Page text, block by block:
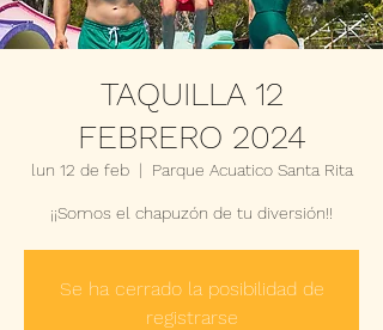
TAQUILLA 12
FEBRERO 2024
lun 12 de feb
  |
Parque Acuatico Santa Rita
¡¡Somos el chapuzón de tu diversión!!
Se ha cerrado la posibilidad de
registrarse